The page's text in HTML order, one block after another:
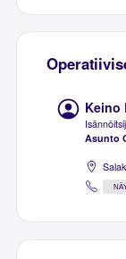
Keino
Asunto